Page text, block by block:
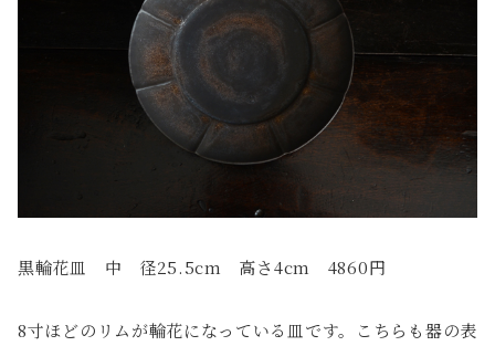
黒輪花皿 中 径25.5cm 高さ4cm 4860円
8寸ほどのリムが輪花になっている皿です。こちらも器の表